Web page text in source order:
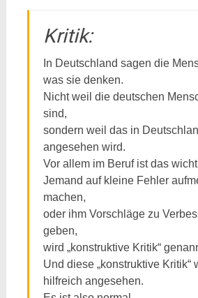
Kritik:
In Deutschland sagen die
was sie denken.
Nicht weil die deutschen
sind,
sondern weil das in
angesehen wird.
Vor allem im Beruf ist das
Jemand auf kleine Fehler
machen,
oder ihm Vorschläge zu
geben,
wird „konstruktive Kritik“
Und diese „konstruktive Kritik“
hilfreich angesehen.